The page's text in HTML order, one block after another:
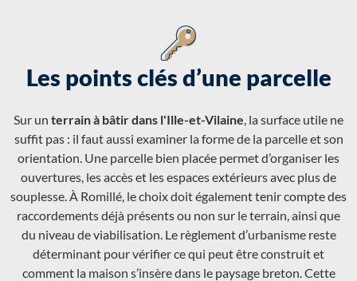
Les points clés d’une parcelle
Sur un terrain à bâtir dans l'Ille-et-Vilaine, la surface utile ne
suffit pas : il faut aussi examiner la forme de la parcelle et son
orientation. Une parcelle bien placée permet d’organiser les
ouvertures, les accès et les espaces extérieurs avec plus de
souplesse. À Romillé, le choix doit également tenir compte des
raccordements déjà présents ou non sur le terrain, ainsi que
du niveau de viabilisation. Le règlement d’urbanisme reste
déterminant pour vérifier ce qui peut être construit et
comment la maison s’insère dans le paysage breton. Cette